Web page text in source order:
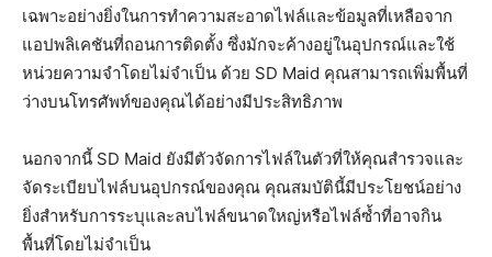
เฉพาะอย่างยิ่งในการทำความสะอาดไฟล์และข้อมูลที่เหลือจาก
แอปพลิเคชันที่ถอนการติดตั้ง ซึ่งมักจะค้างอยู่ในอุปกรณ์และใช้
หน่วยความจำโดยไม่จำเป็น ด้วย SD Maid คุณสามารถเพิ่มพื้นที่
ว่างบนโทรศัพท์ของคุณได้อย่างมีประสิทธิภาพ
นอกจากนี้ SD Maid ยังมีตัวจัดการไฟล์ในตัวที่ให้คุณสำรวจและ
จัดระเบียบไฟล์บนอุปกรณ์ของคุณ คุณสมบัตินี้มีประโยชน์อย่าง
ยิ่งสำหรับการระบุและลบไฟล์ขนาดใหญ่หรือไฟล์ซ้ำที่อาจกิน
พื้นที่โดยไม่จำเป็น